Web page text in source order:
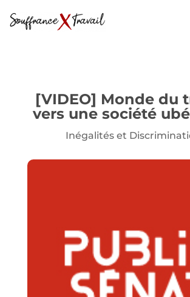
[VIDEO] Monde du
vers une société
Inégalités et